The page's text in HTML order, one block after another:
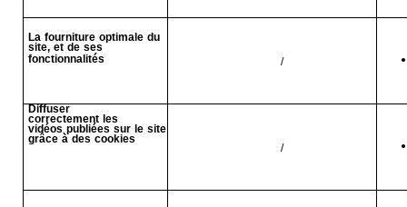
La fourniture optimale du
site, et de ses
fonctionnalités
/ •
Diffuser
correctement les
vidéos publiées sur le site
grâce à des cookies
/ •